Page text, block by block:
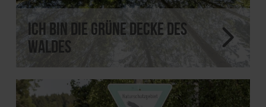
Ich bin die grüne Decke des
Waldes